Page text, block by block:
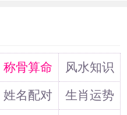
，4是fa，所以
思，所以是十分
称骨算命
风水知识
姓名配对
生肖运势